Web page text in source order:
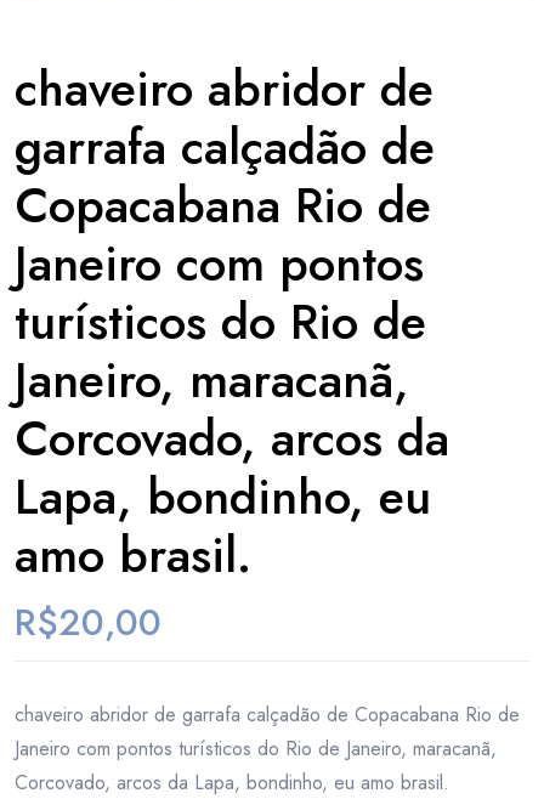
chaveiro abridor de
garrafa calçadão de
Copacabana Rio de
Janeiro com pontos
turísticos do Rio de
Janeiro, maracanã,
Corcovado, arcos da
Lapa, bondinho, eu
amo brasil.
R$20,00
chaveiro abridor de garrafa calçadão de Copacabana Rio de
Janeiro com pontos turísticos do Rio de Janeiro, maracanã,
Corcovado, arcos da Lapa, bondinho, eu amo brasil.